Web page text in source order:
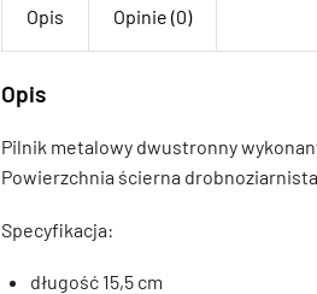
Opis Opinie (0)
Opis
Pilnik metalowy dwustronny
Powierzchnia ścierna
Specyfikacja:
długość 15,5 cm